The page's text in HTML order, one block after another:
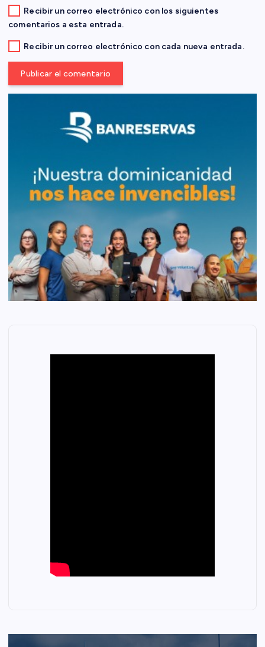
a
s
Recibir un correo electrónico con los siguientes
comentarios a esta entrada.
Recibir un correo electrónico con cada nueva entrada.